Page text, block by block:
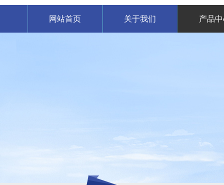
网站首页 关于我们 产品